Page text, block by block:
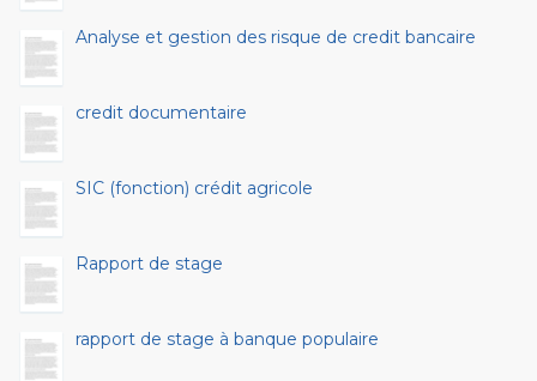
Analyse et gestion des risque de credit bancaire
credit documentaire
SIC (fonction) crédit agricole
Rapport de stage
rapport de stage à banque populaire